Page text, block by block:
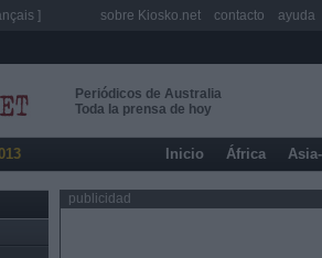
Periódicos de Australia
Toda la prensa de hoy
Inicio África
publicidad
] sobre Kiosko.net contacto ayuda